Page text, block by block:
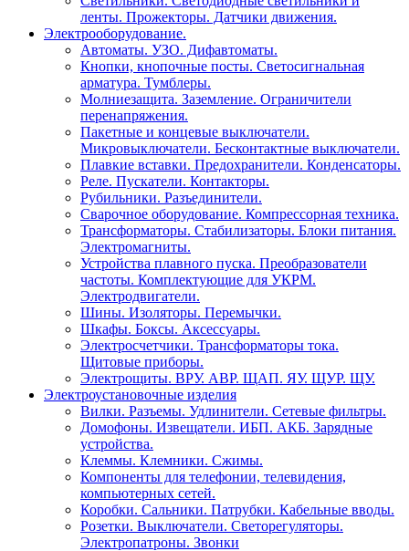
ленты. Прожекторы. Датчики движения.
Электрооборудование.
Автоматы. УЗО. Дифавтоматы.
Кнопки, кнопочные посты. Светосигнальная
арматура. Тумблеры.
Молниезащита. Заземление. Ограничители
перенапряжения.
Пакетные и концевые выключатели.
Микровыключатели. Бесконтактные выключатели.
Плавкие вставки. Предохранители. Конденсаторы.
Реле. Пускатели. Контакторы.
Рубильники. Разъединители.
Сварочное оборудование. Компрессорная техника.
Трансформаторы. Стабилизаторы. Блоки питания.
Электромагниты.
Устройства плавного пуска. Преобразователи
частоты. Комплектующие для УКРМ.
Электродвигатели.
Шины. Изоляторы. Перемычки.
Шкафы. Боксы. Аксессуары.
Электросчетчики. Трансформаторы тока.
Щитовые приборы.
Электрощиты. ВРУ. АВР. ЩАП. ЯУ. ЩУР. ЩУ.
Электроустановочные изделия
Вилки. Разъемы. Удлинители. Сетевые фильтры.
Домофоны. Извещатели. ИБП. АКБ. Зарядные
устройства.
Клеммы. Клемники. Сжимы.
Компоненты для телефонии, телевидения,
компьютерных сетей.
Коробки. Сальники. Патрубки. Кабельные вводы.
Розетки. Выключатели. Светорегуляторы.
Электропатроны. Звонки